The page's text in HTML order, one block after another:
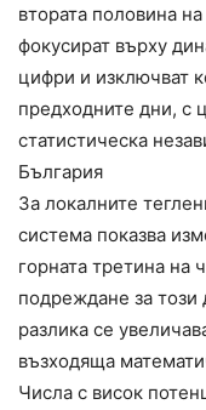
втората половина
фокусират върху
цифри и изключват
предходните дни, с
статистическа
България
За локалните
система показва
горната третина на
подреждане за този
разлика се
възходяща
Числа с висок